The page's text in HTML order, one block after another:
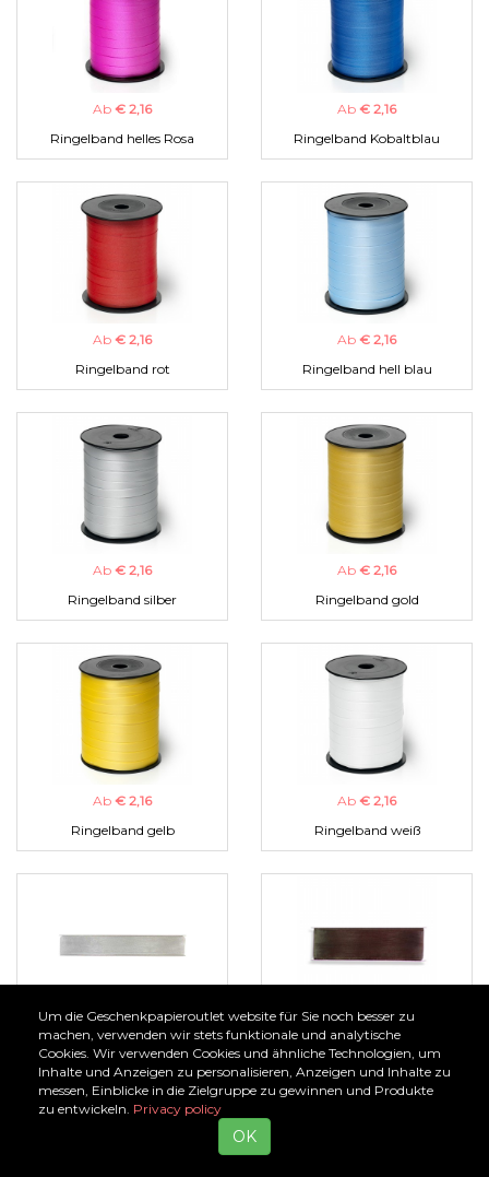
Ab € 2,16
Ringelband helles Rosa
Ab € 2,16
Ringelband Kobaltblau
Ab € 2,16
Ringelband rot
Ab € 2,16
Ringelband hell blau
Ab € 2,16
Ringelband silber
Ab € 2,16
Ringelband gold
Ab € 2,16
Ringelband gelb
Ab € 2,16
Ringelband weiß
Ab€ 1,00
Organzaband silber
Ab€ 1,00
Organzaband braun
Um die Geschenkpapieroutlet website für Sie noch besser zu
machen, verwenden wir stets funktionale und analytische
Cookies. Wir verwenden Cookies und ähnliche Technologien, um
Inhalte und Anzeigen zu personalisieren, Anzeigen und Inhalte zu
messen, Einblicke in die Zielgruppe zu gewinnen und Produkte
zu entwickeln. Privacy policy
OK